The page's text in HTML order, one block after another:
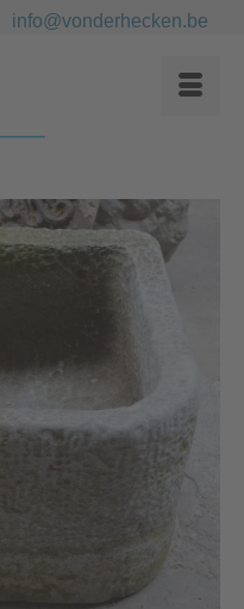
info@vonderhecken.be